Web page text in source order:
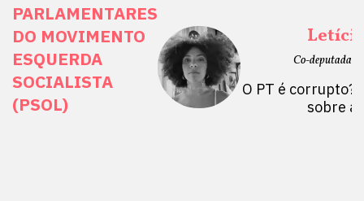
PARLAMENTARES
DO MOVIMENTO
ESQUERDA
SOCIALISTA
(PSOL)
Direitos
do Sul, SP)
Mulheres por +
Público abre
Co-deputada
O PT é corrupto?
sobre a